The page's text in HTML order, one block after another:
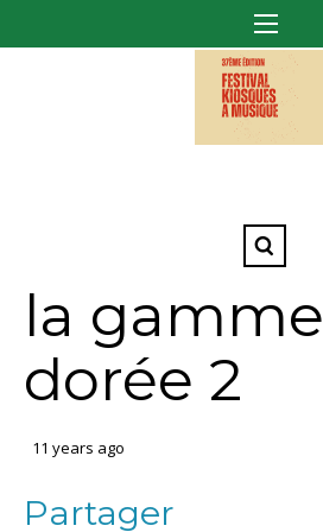
la gamme
dorée 2
11 years ago
Partager